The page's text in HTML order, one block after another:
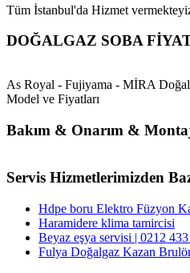
Tüm İstanbul'da Hizmet
DOĞALGAZ SOBA
As Royal - Fujiyama - MİRA
Model ve Fiyatları
Bakım & Onarım &
Servis Hizmetlerimizden
Hdpe boru Elektro Füzyon
Haramidere klima tamircisi
Beyaz eşya servisi | 0212
Fulya Doğalgaz Kazan